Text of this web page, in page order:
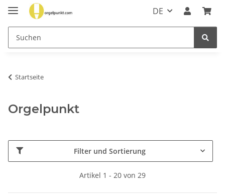
DE
Startseite
Orgelpunkt
Filter und Sortierung
Artikel 1 - 20 von 29